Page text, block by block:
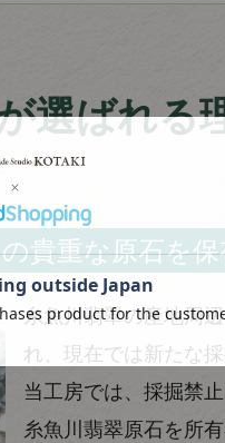
選ばれる
貴重な原石を保
糸魚川翡翠の産地周
れ、現在では新たな
当工房では、採掘禁
糸魚川翡翠原石を所